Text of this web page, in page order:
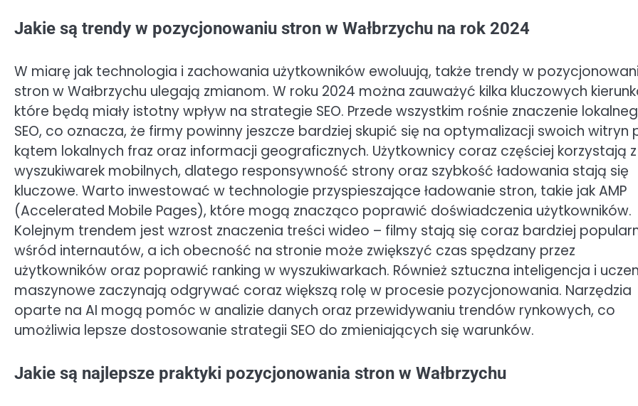
Jakie są trendy w pozycjonowaniu stron w Wałbrzychu na rok 2024
W miarę jak technologia i zachowania użytkowników ewoluują, także trendy w
stron w Wałbrzychu ulegają zmianom. W roku 2024 można zauważyć kilka kluczowych
które będą miały istotny wpływ na strategie SEO. Przede wszystkim rośnie znaczenie
SEO, co oznacza, że firmy powinny jeszcze bardziej skupić się na optymalizacji swoich witryn
kątem lokalnych fraz oraz informacji geograficznych. Użytkownicy coraz częściej korzystają z
wyszukiwarek mobilnych, dlatego responsywność strony oraz szybkość ładowania stają się
kluczowe. Warto inwestować w technologie przyspieszające ładowanie stron, takie jak AMP
(Accelerated Mobile Pages), które mogą znacząco poprawić doświadczenia użytkowników.
Kolejnym trendem jest wzrost znaczenia treści wideo – filmy stają się coraz bardziej
wśród internautów, a ich obecność na stronie może zwiększyć czas spędzany przez
użytkowników oraz poprawić ranking w wyszukiwarkach. Również sztuczna inteligencja i
maszynowe zaczynają odgrywać coraz większą rolę w procesie pozycjonowania. Narzędzia
oparte na AI mogą pomóc w analizie danych oraz przewidywaniu trendów rynkowych, co
umożliwia lepsze dostosowanie strategii SEO do zmieniających się warunków.
Jakie są najlepsze praktyki pozycjonowania stron w Wałbrzychu